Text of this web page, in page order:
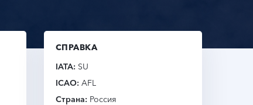
СПРАВКА
IATA SU
ICAO AFL
Страна Россия